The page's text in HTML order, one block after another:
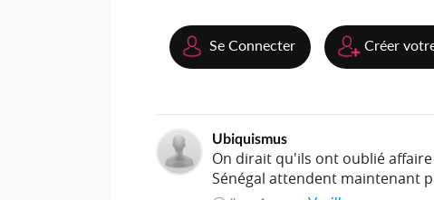
Se Connecter Créer
Ubiquismus
On dirait qu'ils ont oublié affaire
Sénégal attendent maintenant